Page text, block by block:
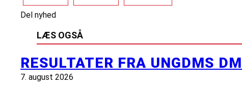
Del nyhed
LÆS OGSÅ
RESULTATER FRA UNGDMS
7. august 2026